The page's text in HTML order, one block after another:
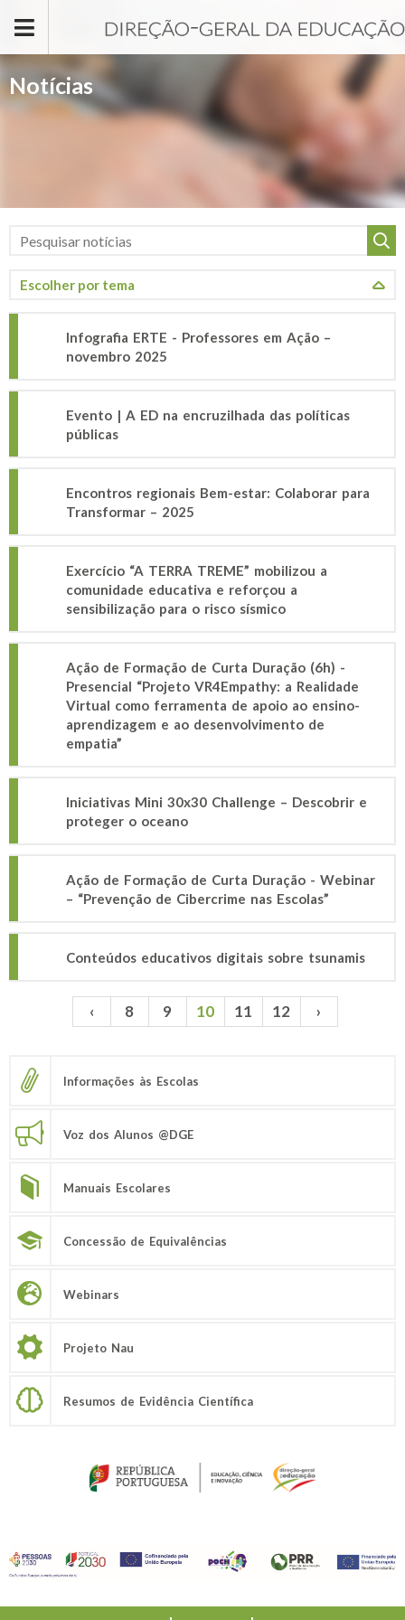
Notícias
Infografia ERTE - Professores em Ação –
novembro 2025
Evento | A ED na encruzilhada das políticas
públicas
Encontros regionais Bem-estar: Colaborar para
Transformar – 2025
Exercício “A TERRA TREME” mobilizou a
comunidade educativa e reforçou a
sensibilização para o risco sísmico
Ação de Formação de Curta Duração (6h) -
Presencial “Projeto VR4Empathy: a Realidade
Virtual como ferramenta de apoio ao ensino-
aprendizagem e ao desenvolvimento de
empatia”
Iniciativas Mini 30x30 Challenge – Descobrir e
proteger o oceano
Ação de Formação de Curta Duração - Webinar
– “Prevenção de Cibercrime nas Escolas”
Conteúdos educativos digitais sobre tsunamis
Páginas ‹ 8 9 10 11 12 ›
Informações às Escolas
Voz dos Alunos @DGE
Manuais Escolares
Concessão de Equivalências
Webinars
Projeto Nau
Resumos de Evidência Científica